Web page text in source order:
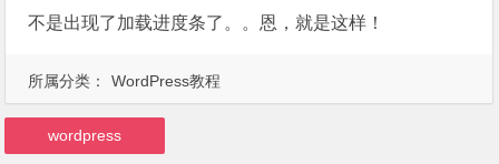
不是出现了加载进度条了。。恩，就是这样！
所属分类： WordPress教程
wordpress